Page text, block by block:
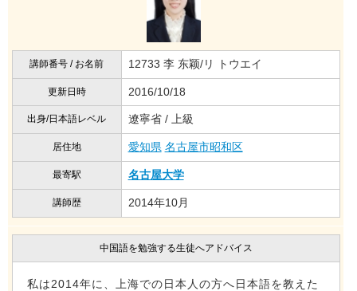
講師番号 / お名前 12733 李 东颖/リ トウエイ
更新日時 2016/10/18
出身/日本語レベル 遼寧省 / 上級
居住地 愛知県 名古屋市昭和区
最寄駅 名古屋大学
講師歴 2014年10月
中国語を勉強する生徒へアドバイス
私は2014年に、上海での日本人の方へ日本語を教えた